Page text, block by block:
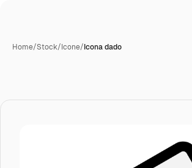
Home/Stock/Icone/Icona dado